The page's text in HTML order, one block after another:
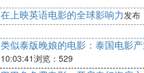
在上映英语电影的全球影响力发布
类似泰版晚娘的电影：泰国电影
10:03:41浏览：529